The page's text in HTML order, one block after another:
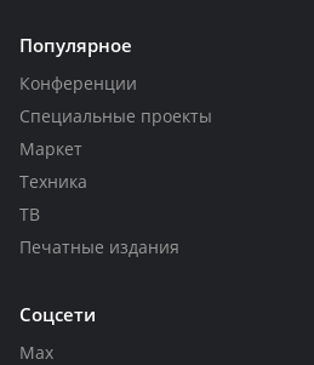
Популярное
Конференции
Специальные проекты
Маркет
Техника
ТВ
Печатные издания
Соцсети
Max